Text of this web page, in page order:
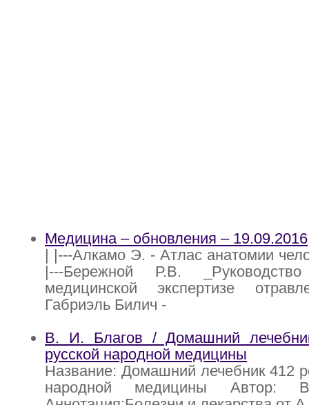
Медицина – обновления – 19.09.2016
| |---Алкамо Э. - Атлас анатомии
|---Бережной Р.В.
медицинской экспертизе
Габриэль Билич -
В. И. Благов / Домашний
русской народной медицины
Название: Домашний лечебник 412
народной медицины